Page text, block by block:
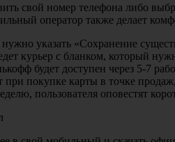
свой номер телефона либо
оператор также делает
указать «Сохранение
курьер с бланком, который
будет доступен через 5-7
при покупке карты в точке
пользователя оповестят